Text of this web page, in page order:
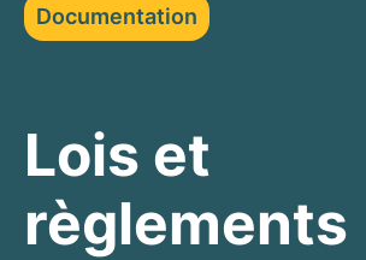
Documentation
Lois et
règlements